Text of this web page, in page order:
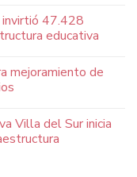
invirtió 47.428
educativa
mejoramiento de
Villa del Sur inicia